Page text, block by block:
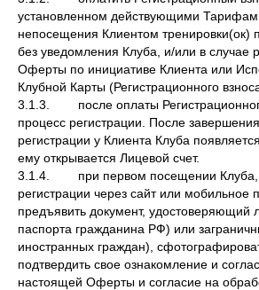
установленном действующими
непосещения Клиентом
без уведомления Клуба, и/или в случае
Оферты по инициативе Клиента или
Клубной Карты (Регистрационного
3.1.3. после оплаты
процесс регистрации. После
регистрации у Клиента Клуба
ему открывается Лицевой счет.
3.1.4. при первом посещении Клуба,
регистрации через сайт или мобильное
предъявить документ, удостоверяющий
паспорта гражданина РФ) или
иностранных граждан),
подтвердить свое ознакомление и
настоящей Оферты и согласие на